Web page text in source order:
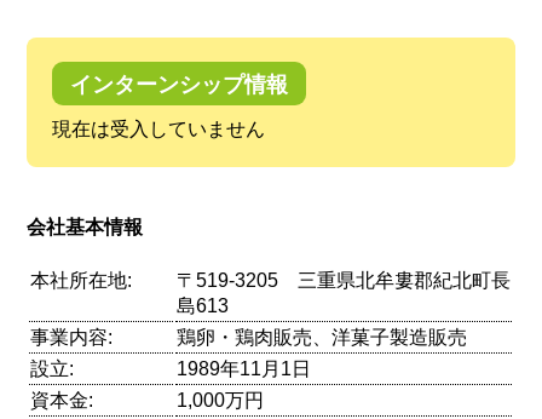
インターンシップ情報
現在は受入していません
会社基本情報
本社所在地:
〒519-3205 三重県北牟婁郡紀北町長
島613
事業内容:
鶏卵・鶏肉販売、洋菓子製造販売
設立:
1989年11月1日
資本金:
1,000万円